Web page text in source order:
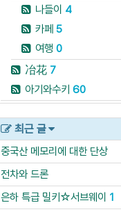
나들이 4
카페 5
여행 0
冶花 7
아기와수키 60
최근 글
중국산 메모리에 대한 단상
전차와 드론
은하 특급 밀키☆서브웨이 1